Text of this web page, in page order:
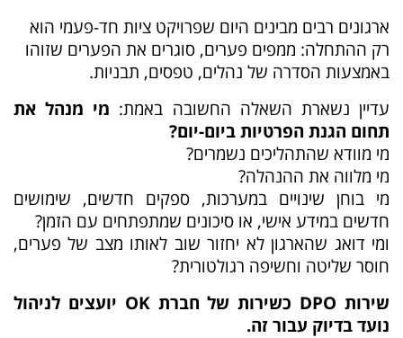
ארגונים רבים מבינים היום שפרויקט ציות חד-פעמי הוא
רק ההתחלה: ממפים פערים, סוגרים את הפערים שזוהו
באמצעות הסדרה של נהלים, טפסים, תבניות.
עדיין נשארת השאלה החשובה באמת: מי מנהל את
תחום הגנת הפרטיות ביום-יום?
מי מוודא שהתהליכים נשמרים?
מי מלווה את ההנהלה?
מי בוחן שינויים במערכות, ספקים חדשים, שימושים
חדשים במידע אישי, או סיכונים שמתפתחים עם הזמן?
ומי דואג שהארגון לא יחזור שוב לאותו מצב של פערים,
חוסר שליטה וחשיפה רגולטורית?
שירות DPO כשירות של חברת OK יועצים לניהול
נועד בדיוק עבור זה.